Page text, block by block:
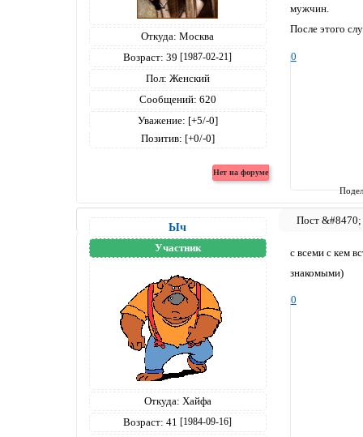
Откуда: Москва
Возраст: 39[1987-02-21]
Пол: Женский
Сообщений: 620
Уважение: [+5/-0]
Позитив: [+0/-0]
мужчин.
После этого
0
Ыч
Участник
Откуда: Хайфа
Возраст: 41 [1984-09-16]
с всеми с кем
знакомыми)
0